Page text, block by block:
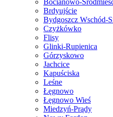
Brdyujście
Bydgoszcz Wschód-
Czyżkówko
Flisy
Glinki-Rupienica
Górzyskowo
Jachcice
Kapuściska
Leśne
Łęgnowo
Łęgnowo Wieś
Miedzyń-Prądy